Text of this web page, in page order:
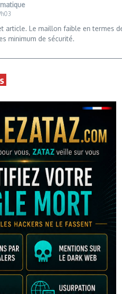
article. Le maillon faible en termes
minimum de sécurité.